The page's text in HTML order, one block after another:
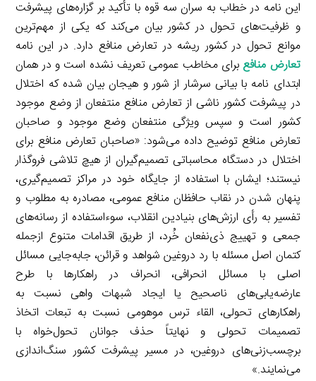
این نامه در خطاب به سران سه قوه با تأکید بر گزاره‌های پیشرفت
و ظرفیت‌های تحول در کشور بیان می‌کند که یکی از مهم‌ترین
موانع تحول در کشور ریشه در تعارض منافع دارد. در این نامه
تعارض منافع برای مخاطب عمومی تعریف نشده است و در همان
ابتدای نامه با بیانی سرشار از شور و هیجان بیان شده که اختلال
در پیشرفت کشور ناشی از تعارض منافع منتفعان از وضع موجود
کشور است و سپس ویژگی منتفعان وضع موجود و صاحبان
تعارض منافع توضیح داده می‌شود: «صاحبان تعارض منافع برای
اختلال در دستگاه محاسباتی تصمیم‌گیران از هیچ تلاشی فروگذار
نیستند؛ ایشان با استفاده از جایگاه خود در مراکز تصمیم‌گیری،
پنهان شدن در نقاب حافظان منافع عمومی، مصادره به مطلوب و
تفسیر به رأی ارزش‌های بنیادین انقلاب، سوءاستفاده از رسانه‌های
جمعی و تهییج ذی‌نفعان خُرد، از طریق اقدامات متنوع ازجمله
کتمان اصل مسئله با رد دروغین شواهد و قرائن، جابه‌جایی مسائل
اصلی با مسائل انحرافی، انحراف در راهکارها با طرح
عارضه‌یابی‌های ناصحیح یا ایجاد شبهات واهی نسبت به
راهکارهای تحولی، القاء ترس موهومی نسبت به تبعات اتخاذ
تصمیمات تحولی و نهایتاً حذف جوانان تحول‌خواه با
برچسب‌زنی‌های دروغین، در مسیر پیشرفت کشور سنگ‌اندازی
می‌نمایند.»